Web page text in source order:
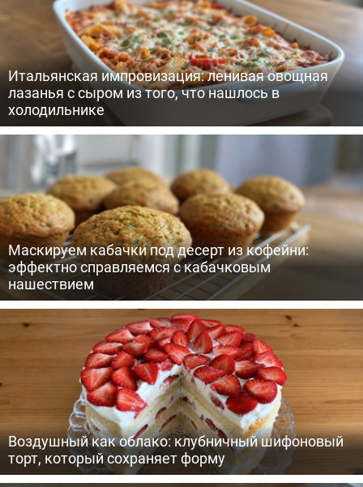
Итальянская импровизация: ленивая овощная
лазанья с сыром из того, что нашлось в
холодильнике
Маскируем кабачки под десерт из кофейни:
эффектно справляемся с кабачковым
нашествием
Воздушный как облако: клубничный шифоновый
торт, который сохраняет форму